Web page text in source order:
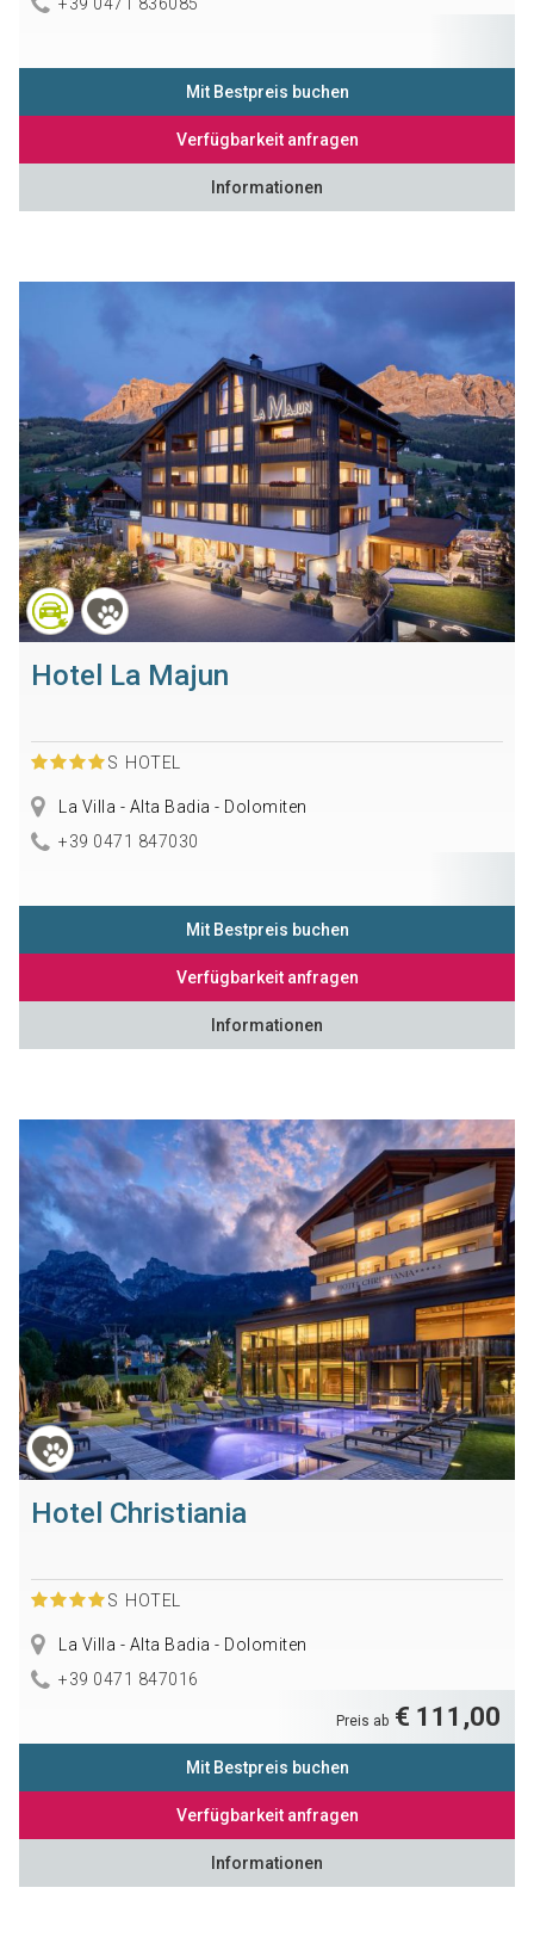
Mit Bestpreis buchen
Verfügbarkeit anfragen
Informationen
Hotel La Majun
S HOTEL
La Villa - Alta Badia - Dolomiten
+39 0471 847030
Mit Bestpreis buchen
Verfügbarkeit anfragen
Informationen
Hotel Christiania
S HOTEL
La Villa - Alta Badia - Dolomiten
+39 0471 847016
Preis ab € 111,00
Mit Bestpreis buchen
Verfügbarkeit anfragen
Informationen